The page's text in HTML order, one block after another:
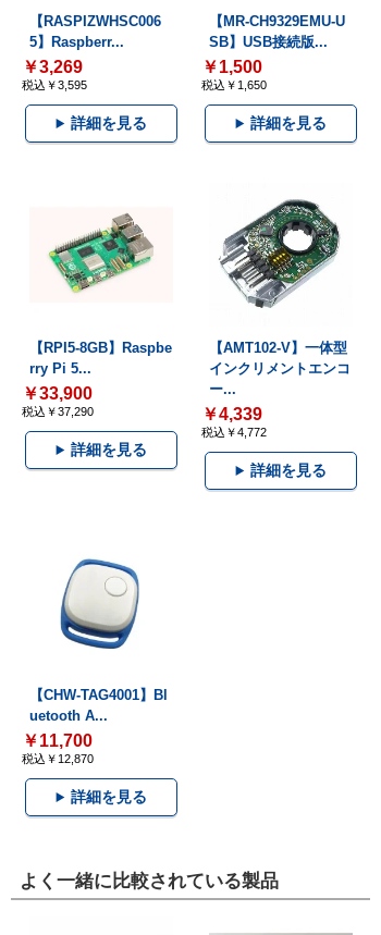
【RASPIZWHSC006
5】Raspberr...
￥3,269
税込￥3,595
詳細を見る
【MR-CH9329EMU-U
SB】USB接続版...
￥1,500
税込￥1,650
詳細を見る
【RPI5-8GB】Raspbe
rry Pi 5...
￥33,900
税込￥37,290
詳細を見る
【AMT102-V】一体型
インクリメントエンコ
ー...
￥4,339
税込￥4,772
詳細を見る
【CHW-TAG4001】Bl
uetooth A...
￥11,700
税込￥12,870
詳細を見る
よく一緒に比較されている製品